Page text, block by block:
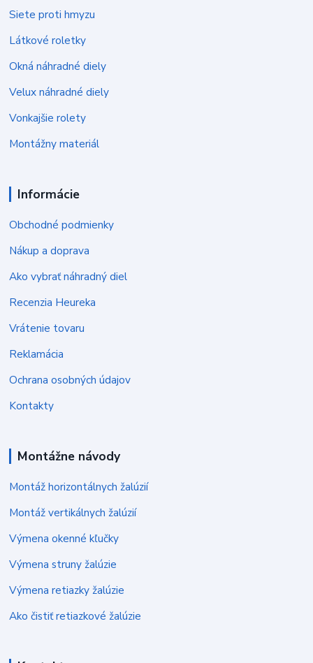
Siete proti hmyzu
Látkové roletky
Okná náhradné diely
Velux náhradné diely
Vonkajšie rolety
Montážny materiál
Informácie
Obchodné podmienky
Nákup a doprava
Ako vybrať náhradný diel
Recenzia Heureka
Vrátenie tovaru
Reklamácia
Ochrana osobných údajov
Kontakty
Montážne návody
Montáž horizontálnych žalúzií
Montáž vertikálnych žalúzií
Výmena okenné kľučky
Výmena struny žalúzie
Výmena retiazky žalúzie
Ako čistiť retiazkové žalúzie